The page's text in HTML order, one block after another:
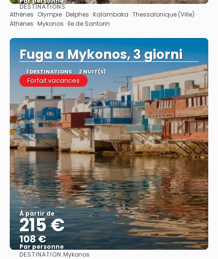
Afficher
DESTINATIONS
Athènes · Olympie · Delphes · Kalambaka · Thessalonique (Ville) ·
Athènes · Mykonos · île de Santorin
Fuga a Mykonos, 3 giorni
1 DESTINATIONS 2 NUIT(S)
Forfait vacances
À partir de
215 €
108 €
Par personne
DESTINATION:Mykonos